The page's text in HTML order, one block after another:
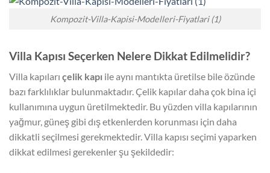
Kompozit-Villa-Kapisi-Modelleri-Fiyatlari (1)
Villa Kapısı Seçerken Nelere Dikkat Edilmelidir?
Villa kapıları çelik kapı ile aynı mantıkta üretilse bile özünde
bazı farklılıklar bulunmaktadır. Çelik kapılar daha çok bina içi
kullanımına uygun üretilmektedir. Bu yüzden villa kapılarının
yağmur, güneş gibi dış etkenlerden korunması için daha
dikkatli seçilmesi gerekmektedir. Villa kapısı seçimi yaparken
dikkat edilmesi gerekenler şu şekildedir: